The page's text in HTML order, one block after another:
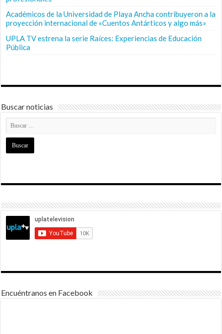
Académicos de la Universidad de Playa Ancha contribuyeron a la
proyección internacional de «Cuentos Antárticos y algo más»
UPLA TV estrena la serie Raíces: Experiencias de Educación
Pública
Buscar noticias
Encuéntranos en Facebook